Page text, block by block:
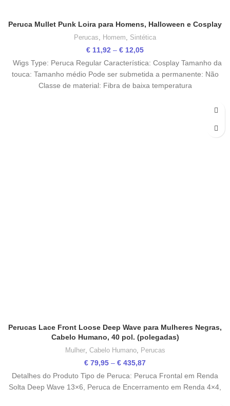
Peruca Mullet Punk Loira para Homens, Halloween e Cosplay
Perucas, Homem, Sintética
€ 11,92 – € 12,05Price
range:
€ 11,92
through
€ 12,05
Wigs Type: Peruca Regular Característica: Cosplay Tamanho da
touca: Tamanho médio Pode ser submetida a permanente: Não
Classe de material: Fibra de baixa temperatura
Perucas Lace Front Loose Deep Wave para Mulheres Negras,
Cabelo Humano, 40 pol. (polegadas)
Mulher, Cabelo Humano, Perucas
€ 79,95 – € 435,87Price
range:
€ 79,95
through
Detalhes do Produto Tipo de Peruca: Peruca Frontal em Renda
Solta Deep Wave 13×6, Peruca de Encerramento em Renda 4×4,